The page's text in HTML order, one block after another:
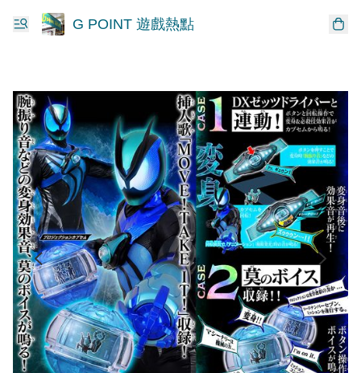
G POINT 遊戲熱點